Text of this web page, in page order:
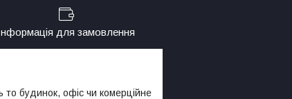
для замовлення
будинок, офіс чи комерційне